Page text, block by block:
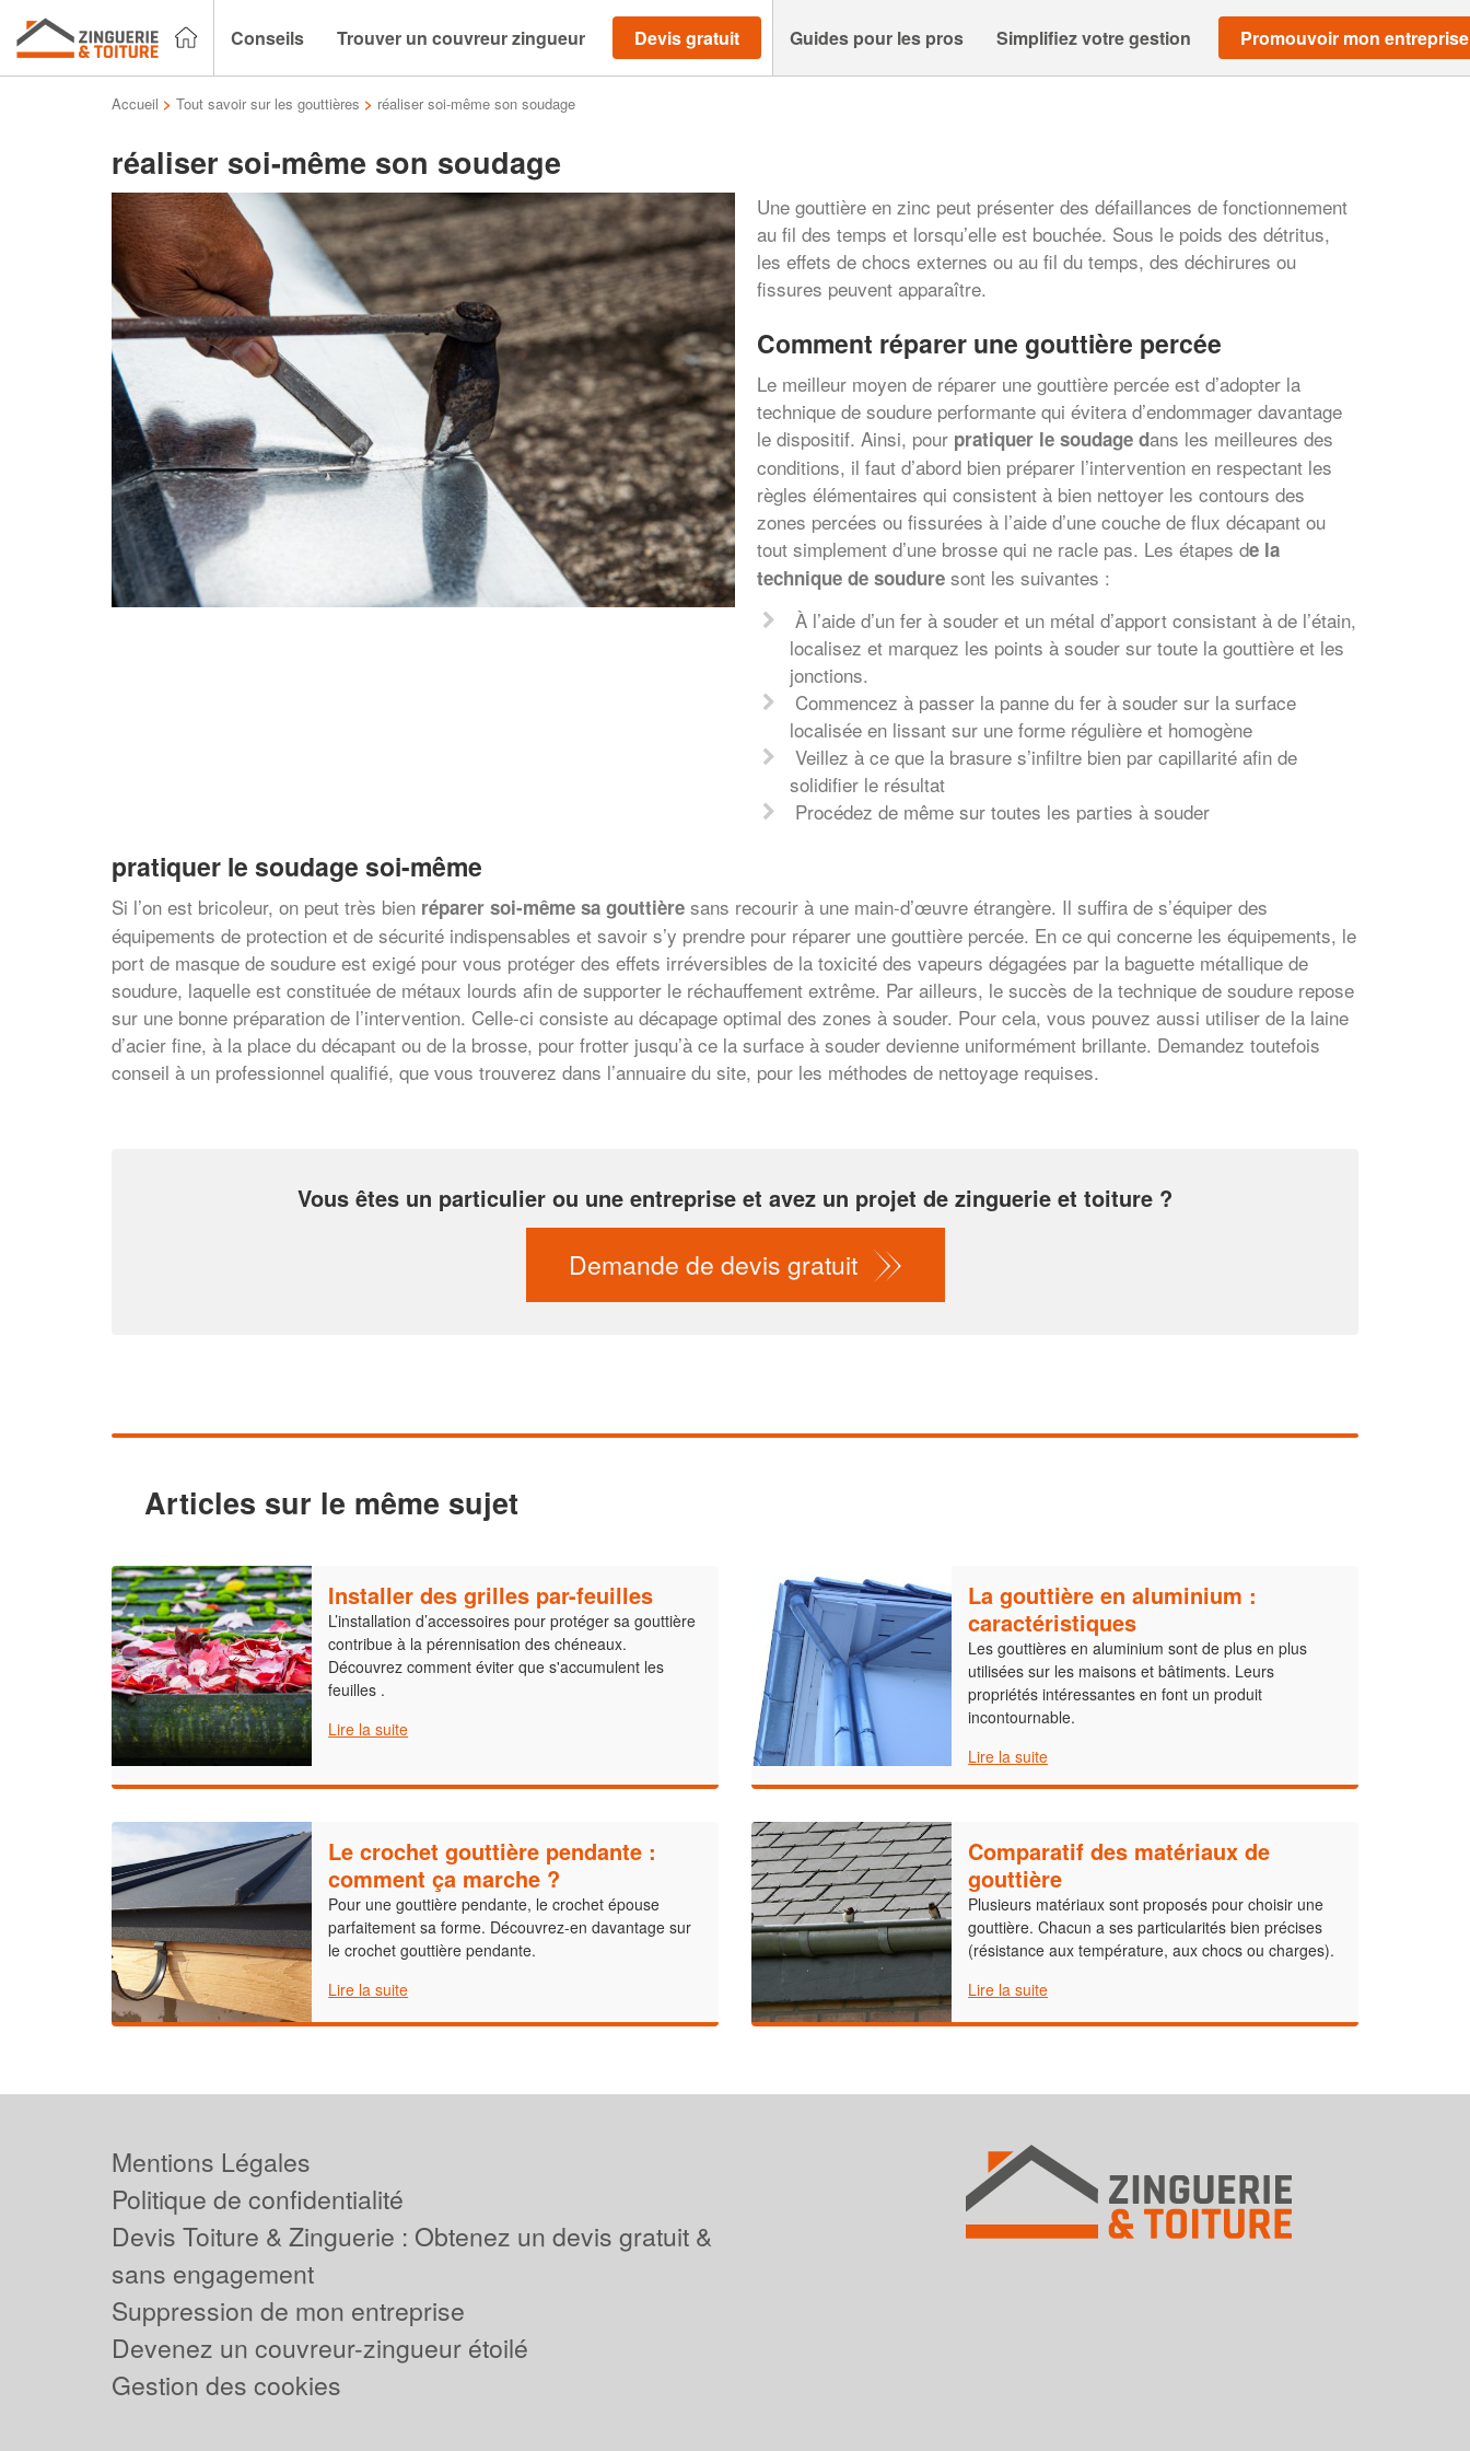
Conseils Trouver un couvreur zingueur Devis gratuit Guides pour les pros Simplifiez votre gestion Promouvoir mon entreprise
Accueil > Tout savoir sur les gouttières > réaliser soi-même son soudage
réaliser soi-même son soudage
Une gouttière en zinc peut présenter des défaillances de fonctionnement
au fil des temps et lorsqu’elle est bouchée. Sous le poids des détritus,
les effets de chocs externes ou au fil du temps, des déchirures ou
fissures peuvent apparaître.
Comment réparer une gouttière percée
Le meilleur moyen de réparer une gouttière percée est d’adopter la
technique de soudure performante qui évitera d’endommager davantage
le dispositif. Ainsi, pour pratiquer le soudage dans les meilleures des
conditions, il faut d’abord bien préparer l’intervention en respectant les
règles élémentaires qui consistent à bien nettoyer les contours des
zones percées ou fissurées à l’aide d’une couche de flux décapant ou
tout simplement d’une brosse qui ne racle pas. Les étapes de la
technique de soudure sont les suivantes :
À l’aide d’un fer à souder et un métal d’apport consistant à de l’étain,
localisez et marquez les points à souder sur toute la gouttière et les
jonctions.
Commencez à passer la panne du fer à souder sur la surface
localisée en lissant sur une forme régulière et homogène
Veillez à ce que la brasure s’infiltre bien par capillarité afin de
solidifier le résultat
Procédez de même sur toutes les parties à souder
pratiquer le soudage soi-même
Si l’on est bricoleur, on peut très bien réparer soi-même sa gouttière sans recourir à une main-d’œuvre étrangère. Il suffira de s’équiper des
équipements de protection et de sécurité indispensables et savoir s’y prendre pour réparer une gouttière percée. En ce qui concerne les équipements, le
port de masque de soudure est exigé pour vous protéger des effets irréversibles de la toxicité des vapeurs dégagées par la baguette métallique de
soudure, laquelle est constituée de métaux lourds afin de supporter le réchauffement extrême. Par ailleurs, le succès de la technique de soudure repose
sur une bonne préparation de l’intervention. Celle-ci consiste au décapage optimal des zones à souder. Pour cela, vous pouvez aussi utiliser de la laine
d’acier fine, à la place du décapant ou de la brosse, pour frotter jusqu’à ce la surface à souder devienne uniformément brillante. Demandez toutefois
conseil à un professionnel qualifié, que vous trouverez dans l’annuaire du site, pour les méthodes de nettoyage requises.
Vous êtes un particulier ou une entreprise et avez un projet de zinguerie et toiture ?
Demande de devis gratuit
Articles sur le même sujet
Installer des grilles par-feuilles
L’installation d’accessoires pour protéger sa gouttière
contribue à la pérennisation des chéneaux.
Découvrez comment éviter que s'accumulent les
feuilles .
Lire la suite
La gouttière en aluminium :
caractéristiques
Les gouttières en aluminium sont de plus en plus
utilisées sur les maisons et bâtiments. Leurs
propriétés intéressantes en font un produit
incontournable.
Lire la suite
Le crochet gouttière pendante :
comment ça marche ?
Pour une gouttière pendante, le crochet épouse
parfaitement sa forme. Découvrez-en davantage sur
le crochet gouttière pendante.
Lire la suite
Comparatif des matériaux de
gouttière
Plusieurs matériaux sont proposés pour choisir une
gouttière. Chacun a ses particularités bien précises
(résistance aux température, aux chocs ou charges).
Lire la suite
professionnel ?
Mentions Légales
Politique de confidentialité
Devis Toiture & Zinguerie : Obtenez un devis gratuit &
sans engagement
Suppression de mon entreprise
Devenez un couvreur-zingueur étoilé
Gestion des cookies